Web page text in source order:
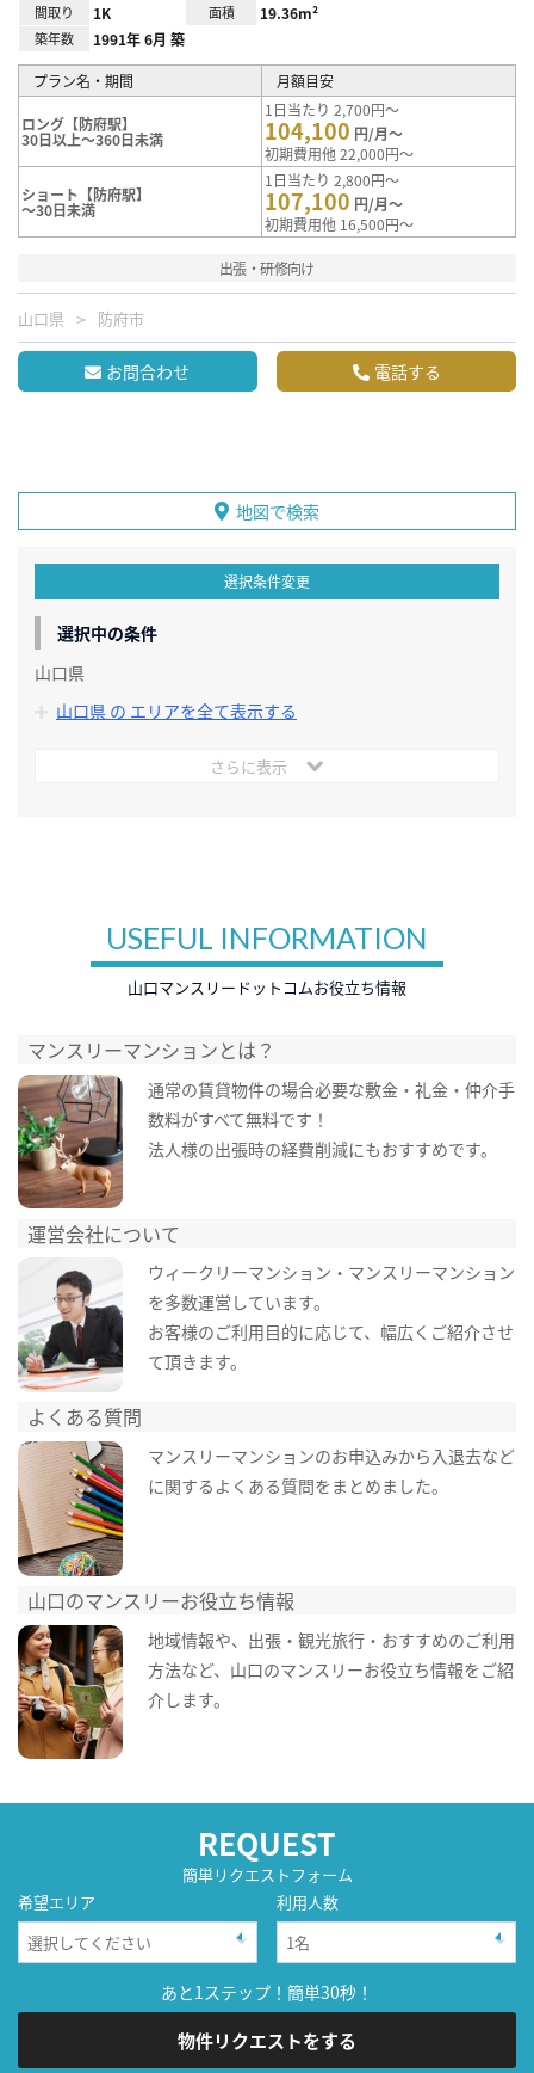
間取り 1K 面積 19.36m²
築年数 1991年 6月 築
プラン名・期間 月額目安
ロング【防府駅】
30日以上～360日未満
1日当たり 2,700円～
104,100 円/月～
初期費用他 22,000円～
ショート【防府駅】
～30日未満
1日当たり 2,800円～
107,100 円/月～
初期費用他 16,500円～
出張・研修向け
山口県 防府市
お問合わせ 電話する
地図で検索
選択条件変更
選択中の条件
山口県
山口県 の エリアを全て表示する
さらに表示
USEFUL INFORMATION
山口マンスリードットコムお役立ち情報
マンスリーマンションとは？
通常の賃貸物件の場合必要な敷金・礼金・仲介手
数料がすべて無料です！
法人様の出張時の経費削減にもおすすめです。
運営会社について
ウィークリーマンション・マンスリーマンション
を多数運営しています。
お客様のご利用目的に応じて、幅広くご紹介させ
て頂きます。
よくある質問
マンスリーマンションのお申込みから入退去など
に関するよくある質問をまとめました。
山口のマンスリーお役立ち情報
地域情報や、出張・観光旅行・おすすめのご利用
方法など、山口のマンスリーお役立ち情報をご紹
介します。
REQUEST
簡単リクエストフォーム
希望エリア
利用人数
あと1ステップ！簡単30秒！
物件リクエストをする